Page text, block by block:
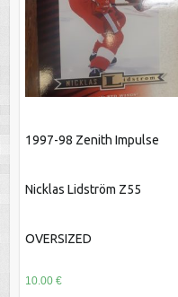
1997-98 Zenith Impulse
Nicklas Lidström Z55
OVERSIZED
10.00 €